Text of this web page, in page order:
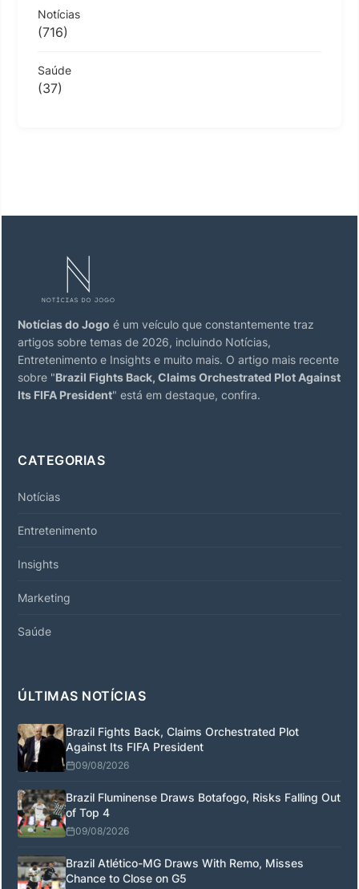
Notícias
(716)
Saúde
(37)
Notícias do Jogo é um veículo que constantemente traz
artigos sobre temas de 2026, incluindo Notícias,
Entretenimento e Insights e muito mais. O artigo mais recente
sobre "Brazil Fights Back, Claims Orchestrated Plot Against
Its FIFA President" está em destaque, confira.
CATEGORIAS
Notícias
Entretenimento
Insights
Marketing
Saúde
ÚLTIMAS NOTÍCIAS
Brazil Fights Back, Claims Orchestrated Plot
Against Its FIFA President
09/08/2026
Brazil Fluminense Draws Botafogo, Risks Falling Out
of Top 4
09/08/2026
Brazil Atlético-MG Draws With Remo, Misses
Chance to Close on G5